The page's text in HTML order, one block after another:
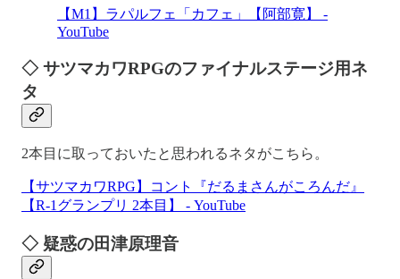
【M1】ラパルフェ「カフェ」【阿部寛】 -
YouTube
◇ サツマカワRPGのファイナルステージ用ネ
タ
2本目に取っておいたと思われるネタがこちら。
【サツマカワRPG】コント『だるまさんがころんだ』
【R-1グランプリ 2本目】 - YouTube
◇ 疑惑の田津原理音